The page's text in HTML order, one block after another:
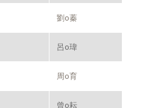
劉o蓁
呂o瑋
周o育
曾o耘